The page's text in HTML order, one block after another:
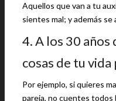
Aquellos que van a tu
sientes mal; y además
4. A los 30
cosas de tu
Por ejemplo, si quieres
pareja, no cuentes